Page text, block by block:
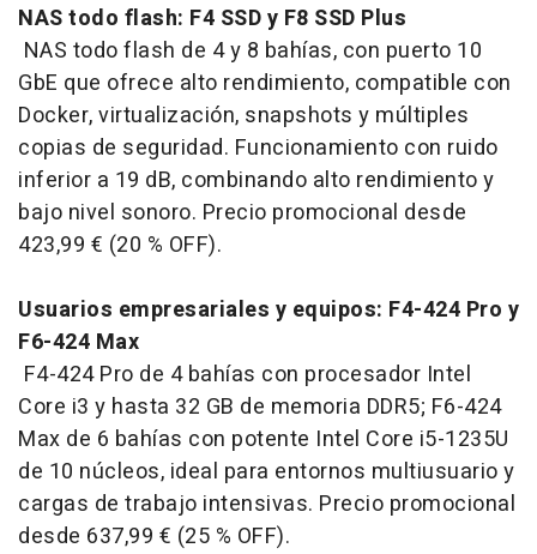
NAS todo flash: F4 SSD y F8 SSD Plus
NAS todo flash de 4 y 8 bahías, con puerto 10
GbE que ofrece alto rendimiento, compatible con
Docker, virtualización, snapshots y múltiples
copias de seguridad. Funcionamiento con ruido
inferior a 19 dB, combinando alto rendimiento y
bajo nivel sonoro. Precio promocional desde
423,99 € (20 % OFF).
Usuarios empresariales y equipos: F4-424 Pro y
F6-424 Max
F4-424 Pro de 4 bahías con procesador Intel
Core i3 y hasta 32 GB de memoria DDR5; F6-424
Max de 6 bahías con potente Intel Core i5-1235U
de 10 núcleos, ideal para entornos multiusuario y
cargas de trabajo intensivas. Precio promocional
desde 637,99 € (25 % OFF).